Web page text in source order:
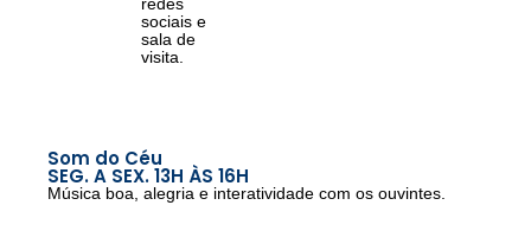
sociais e
sala de
visita.
Som do Céu
SEG. A SEX. 13H ÀS 16H
Música boa, alegria e interatividade com os ouvintes.